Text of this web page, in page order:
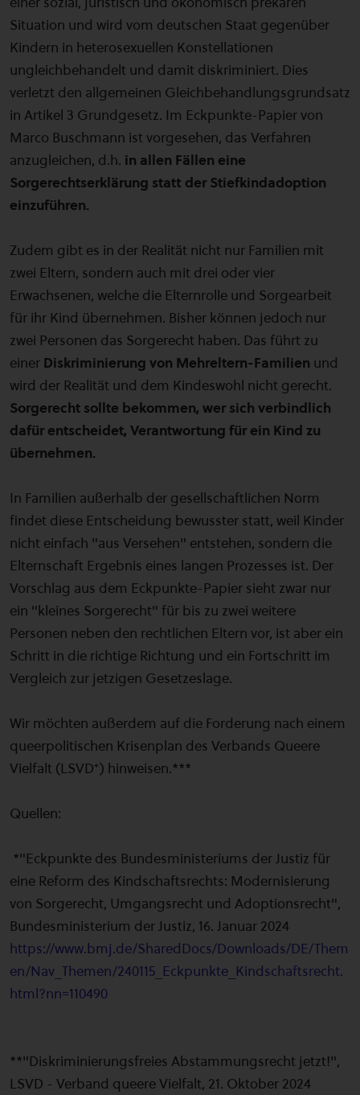
Situation und wird vom deutschen Staat gegenüber
Kindern in heterosexuellen Konstellationen
ungleichbehandelt und damit diskriminiert. Dies
verletzt den allgemeinen Gleichbehandlungsgrundsatz
in Artikel 3 Grundgesetz. Im Eckpunkte-Papier von
Marco Buschmann ist vorgesehen, das Verfahren
anzugleichen, d.h. in allen Fällen eine
Sorgerechtserklärung statt der Stiefkindadoption
einzuführen.
Zudem gibt es in der Realität nicht nur Familien mit
zwei Eltern, sondern auch mit drei oder vier
Erwachsenen, welche die Elternrolle und Sorgearbeit
für ihr Kind übernehmen. Bisher können jedoch nur
zwei Personen das Sorgerecht haben. Das führt zu
einer Diskriminierung von Mehreltern-Familien und
wird der Realität und dem Kindeswohl nicht gerecht.
Sorgerecht sollte bekommen, wer sich verbindlich
dafür entscheidet, Verantwortung für ein Kind zu
übernehmen.
In Familien außerhalb der gesellschaftlichen Norm
findet diese Entscheidung bewusster statt, weil Kinder
nicht einfach "aus Versehen" entstehen, sondern die
Elternschaft Ergebnis eines langen Prozesses ist. Der
Vorschlag aus dem Eckpunkte-Papier sieht zwar nur
ein "kleines Sorgerecht" für bis zu zwei weitere
Personen neben den rechtlichen Eltern vor, ist aber ein
Schritt in die richtige Richtung und ein Fortschritt im
Vergleich zur jetzigen Gesetzeslage.
Wir möchten außerdem auf die Forderung nach einem
queerpolitischen Krisenplan des Verbands Queere
Vielfalt (LSVD⁺) hinweisen.***
Quellen:
*"Eckpunkte des Bundesministeriums der Justiz für
eine Reform des Kindschaftsrechts: Modernisierung
von Sorgerecht, Umgangsrecht und Adoptionsrecht",
Bundesministerium der Justiz, 16. Januar 2024
https://www.bmj.de/SharedDocs/Downloads/DE/Them
en/Nav_Themen/240115_Eckpunkte_Kindschaftsrecht.
html?nn=110490
**"Diskriminierungsfreies Abstammungsrecht jetzt!",
LSVD - Verband queere Vielfalt, 21. Oktober 2024